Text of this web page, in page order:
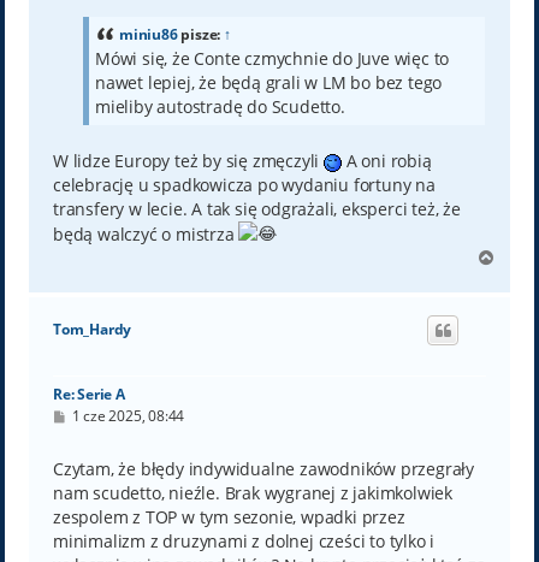
miniu86pisze: ↑
Mówi się, że Conte czmychnie do Juve więc to
nawet lepiej, że będą grali w LM bo bez tego
mieliby autostradę do Scudetto.
W lidze Europy też by się zmęczyli
A oni robią
celebrację u spadkowicza po wydaniu fortuny na
transfery w lecie. A tak się odgrażali, eksperci też, że
będą walczyć o mistrza
g
Tom_Hardy
Re: Serie A
P
t
1 cze 2025, 08:44
Czytam, że błędy indywidualne zawodników przegrały
nam scudetto, nieźle. Brak wygranej z jakimkolwiek
zespolem z TOP w tym sezonie, wpadki przez
minimalizm z druzynami z dolnej cześci to tylko i